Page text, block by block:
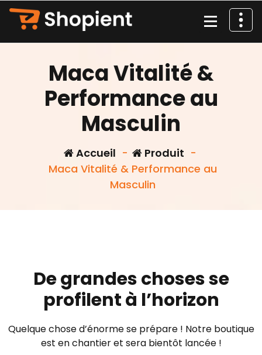
Aller
contenu
Maca Vitalité &
Performance au
Masculin
Accueil - Produit -
Maca Vitalité & Performance au
Masculin
De grandes choses se
profilent à l’horizon
Quelque chose d’énorme se prépare ! Notre boutique
est en chantier et sera bientôt lancée !